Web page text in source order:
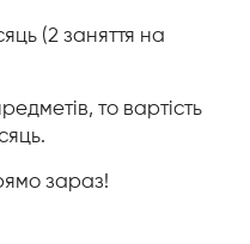
(2 заняття на
то вартість
зараз!